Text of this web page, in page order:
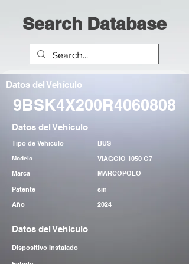
Search Database
Datos del Vehículo
9BSK4X200R4060808
Datos del Vehículo
Tipo de Vehiculo BUS
Modelo
VIAGGIO 1050 G7
Marca
MARCOPOLO
Patente
sin
Año
2024
Datos del Vehículo
Dispositivo Instalado